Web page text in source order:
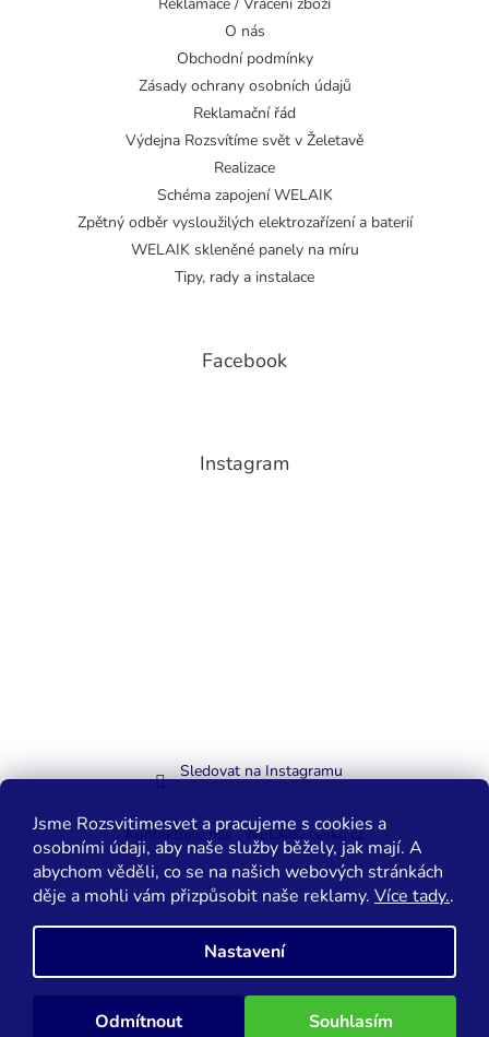
Jsme Rozsvitimesvet a pracujeme s cookies a
osobními údaji, aby naše služby běžely, jak mají. A
abychom věděli, co se na našich webových stránkách
děje a mohli vám přizpůsobit naše reklamy. Více tady..
Nastavení
Odmítnout Souhlasím
O nás
Obchodní podmínky
Zásady ochrany osobních údajů
Reklamační řád
Výdejna Rozsvítíme svět v Želetavě
Realizace
Schéma zapojení WELAIK
Zpětný odběr vysloužilých elektrozařízení a baterií
WELAIK skleněné panely na míru
Tipy, rady a instalace
Facebook
Instagram
Sledovat na Instagramu
Kontaktujte nás WELAIK-cesko.cz
Vytvořil Shoptet
Upravit nastavení cookies